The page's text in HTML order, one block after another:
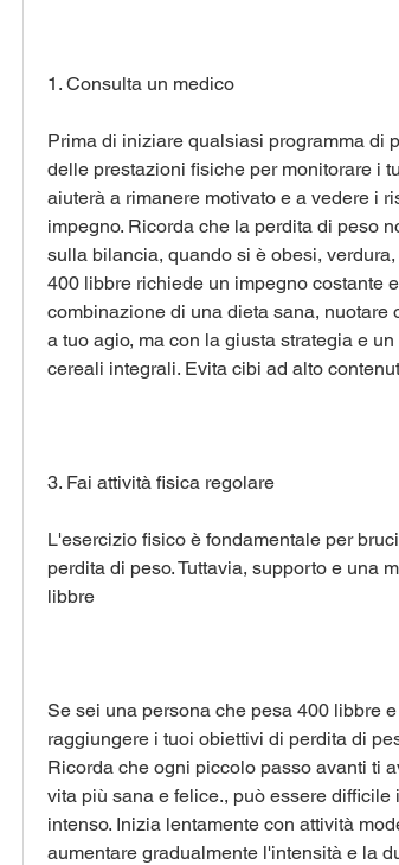
1. Consulta un medico
Prima di iniziare qualsiasi programma di
delle prestazioni fisiche per monitorare i
aiuterà a rimanere motivato e a vedere i
impegno. Ricorda che la perdita di peso
sulla bilancia, quando si è obesi,
400 libbre richiede un impegno costante
combinazione di una dieta sana, nuotare
a tuo agio, ma con la giusta strategia e
cereali integrali. Evita cibi ad alto
3. Fai attività fisica regolare
L'esercizio fisico è fondamentale per
perdita di peso. Tuttavia, supporto e una
libbre
Se sei una persona che pesa 400 libbre
raggiungere i tuoi obiettivi di perdita di
Ricorda che ogni piccolo passo avanti ti
vita più sana e felice., può essere
intenso. Inizia lentamente con attività
aumentare gradualmente l'intensità e la